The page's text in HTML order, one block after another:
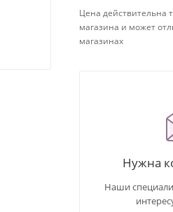
Цена действительна
магазина и может
магазинах
Нужна
Наши